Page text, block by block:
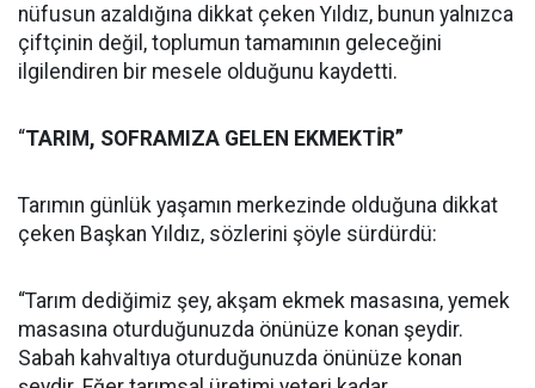
nüfusun azaldığına dikkat çeken Yıldız, bunun yalnızca
çiftçinin değil, toplumun tamamının geleceğini
ilgilendiren bir mesele olduğunu kaydetti.
“TARIM, SOFRAMIZA GELEN EKMEKTİR”
Tarımın günlük yaşamın merkezinde olduğuna dikkat
çeken Başkan Yıldız, sözlerini şöyle sürdürdü:
“Tarım dediğimiz şey, akşam ekmek masasına, yemek
masasına oturduğunuzda önünüze konan şeydir.
Sabah kahvaltıya oturduğunuzda önünüze konan